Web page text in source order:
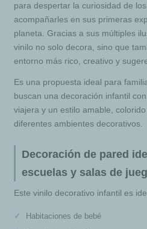
para despertar la curiosidad de
acompañarles en sus primeras
planeta. Gracias a sus múltiples
vinilo no solo decora, sino que
entorno más rico, creativo y
Es una propuesta ideal para
buscan una decoración infantil
viajera y un estilo amable,
diferentes ambientes decorativos.
Decoración de pared
escuelas y salas de
Este vinilo decorativo infantil es
Habitaciones de bebé